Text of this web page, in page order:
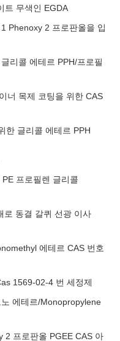
트 무색인 EGDA
Phenoxy 2 프로판올을 입
리콜 에테르 PPH/프로필
너 목제 코팅을 위한 CAS
한 글리콜 에테르 PPH
프로필렌 글리콜
로 동결 갈퀴 선광 이사
에테르 CAS 번호
1569-02-4 번 세정제
에테르/Monopropylene
2 프로판올 PGEE CAS 아